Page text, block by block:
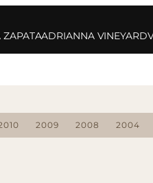
ZAPATAADRIANNA VINEYARD
2009 2008 2004